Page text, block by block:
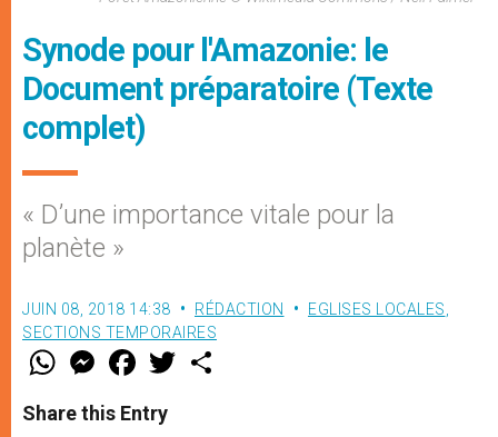
Synode pour l'Amazonie: le
Document préparatoire (Texte
complet)
« D’une importance vitale pour la
planète »
JUIN 08, 2018 14:38 RÉDACTION EGLISES LOCALES
SECTIONS TEMPORAIRES
W
t
s
M
e
s
e
F
a
e
b
w
Share this Entry